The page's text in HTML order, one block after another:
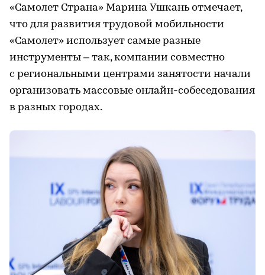
«Самолет Страна» Марина Ушкань отмечает,
что для развития трудовой мобильности
«Самолет» использует самые разные
инструменты – так, компании совместно
с региональными центрами занятости начали
организовать массовые онлайн-собеседования
в разных городах.